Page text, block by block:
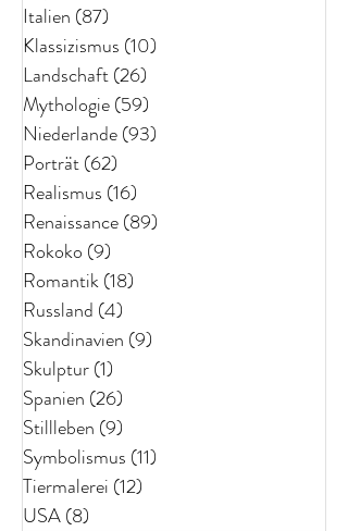
Italien (87)
Klassizismus (10)
Landschaft(26)
Mythologie(59)
Niederlande(93)
Porträt(62)
Realismus (16)
Renaissance(89)
Rokoko (9)
Romantik(18)
Russland (4)
Skandinavien (9)
Skulptur(1)
Spanien (26)
Stillleben (9)
Symbolismus (11)
Tiermalerei (12)
USA(8)